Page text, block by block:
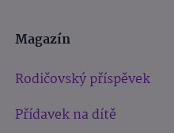
Magazín
Rodičovský příspěvek
Přídavek na dítě